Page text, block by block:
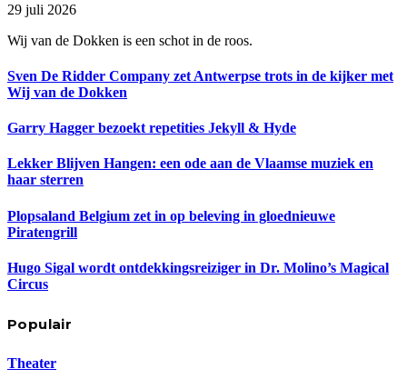
29 juli 2026
Wij van de Dokken is een schot in de roos.
Sven De Ridder Company zet Antwerpse trots in de kijker met
Wij van de Dokken
Garry Hagger bezoekt repetities Jekyll & Hyde
Lekker Blijven Hangen: een ode aan de Vlaamse muziek en
haar sterren
Plopsaland Belgium zet in op beleving in gloednieuwe
Piratengrill
Hugo Sigal wordt ontdekkingsreiziger in Dr. Molino’s Magical
Circus
Populair
Theater